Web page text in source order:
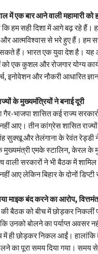
में एक बार आने वाली महामारी को
कि हम सही दिशा में आगे बढ़ रहे हैं।
और आत्मविश्वास से भरे हुए हैं। हम
हैं। भारत एक युवा देश है। यह
एक कुशल और रोजगार योग्य
इनोवेशन और नौकरी आधारित
के मुख्यमंत्रियों ने बनाई दूरी
भाजपा शासित कई राज्य
आए। तीन कांग्रेस शासित
सुक्खू और तेलंगाना के रेवंत रेड्डी
मुख्यमंत्री एमके स्टालिन, केरल के
वाली सरकारों ने भी बैठक में
आए लेकिन बिहार के दोनों
माइक बंद करने का आरोप,
बैठक को बीच में छोड़कर निकलीं
उनको बोलने का पर्याप्त अवसर
में ही छोड़कर निकल आईं। हालांकि
का पूरा समय दिया गया।